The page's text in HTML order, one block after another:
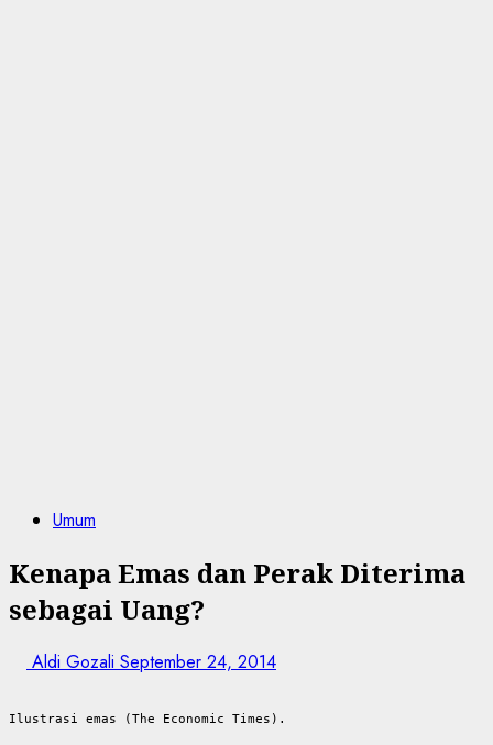
Umum
Kenapa Emas dan Perak Diterima
sebagai Uang?
Aldi Gozali September 24, 2014
Ilustrasi emas (The Economic Times).